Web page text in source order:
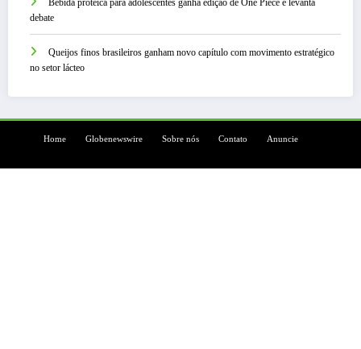
Bebida proteica para adolescentes ganha edição de One Piece e levanta
debate
Queijos finos brasileiros ganham novo capítulo com movimento estratégico
no setor lácteo
Home Globenewswire Sobre nós Contato Anuncie